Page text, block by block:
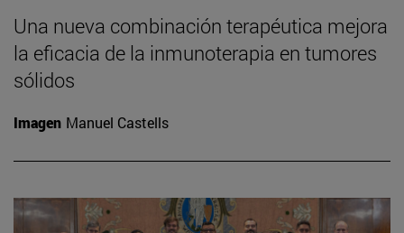
Una nueva combinación terapéutica mejora
la eficacia de la inmunoterapia en tumores
sólidos
Imagen Manuel Castells